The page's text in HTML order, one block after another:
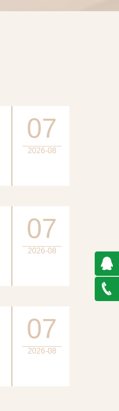
07
2026-08
07
2026-08
07
2026-08
QQ在